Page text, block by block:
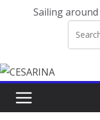
Sailing